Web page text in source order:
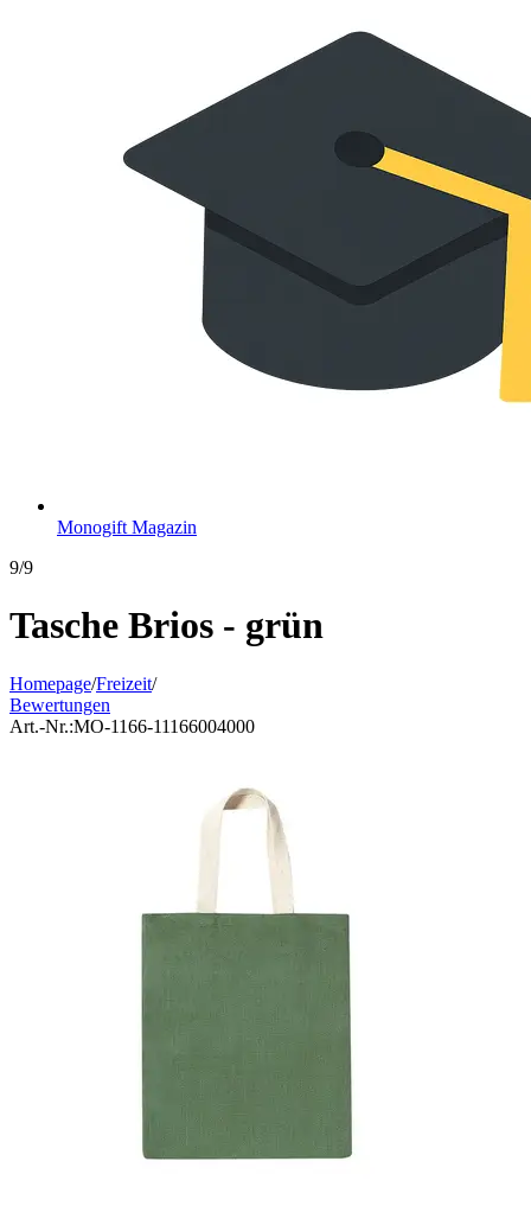
Monogift Magazin
9/9
Tasche Brios - grün
Homepage/Freizeit/
Bewertungen
Art.-Nr.:MO-1166-11166004000